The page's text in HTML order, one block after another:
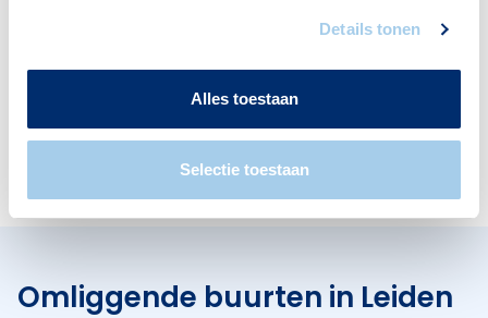
Details tonen
Alles toestaan
Selectie toestaan
Scholen
Omliggende buurten in Leiden